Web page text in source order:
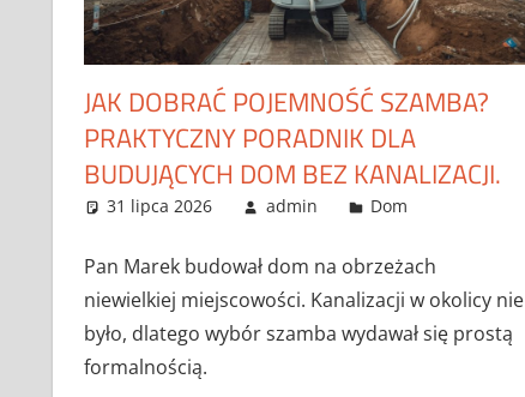
JAK DOBRAĆ POJEMNOŚĆ SZAMBA?
PRAKTYCZNY PORADNIK DLA
BUDUJĄCYCH DOM BEZ KANALIZACJI.
31 lipca 2026 admin Dom
Pan Marek budował dom na obrzeżach
niewielkiej miejscowości. Kanalizacji w okolicy nie
było, dlatego wybór szamba wydawał się prostą
formalnością.